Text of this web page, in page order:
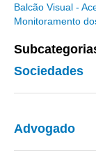
Balcão Visual -
Monitoramento
Sociedades
Advogado